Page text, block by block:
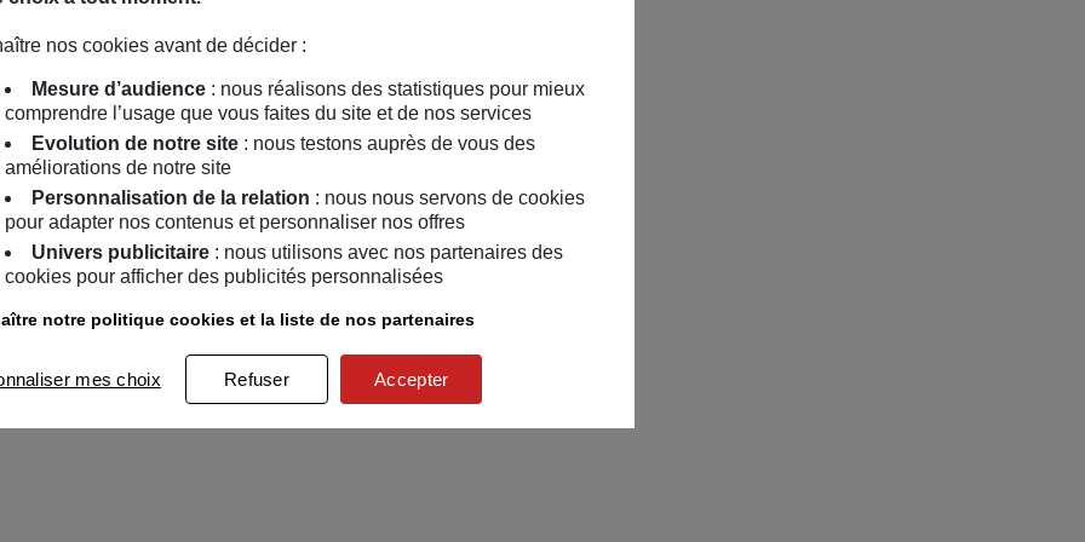
nos cookies avant de décider :
Mesure d’audience : nous réalisons des statistiques pour mieux
comprendre l’usage que vous faites du site et de nos services
Evolution de notre site : nous testons auprès de vous des
améliorations de notre site
Personnalisation de la relation : nous nous servons de cookies
pour adapter nos contenus et personnaliser nos offres
Univers publicitaire : nous utilisons avec nos partenaires des
cookies pour afficher des publicités personnalisées
notre politique cookies et la liste de nos partenaires
mes choix Refuser Accepter